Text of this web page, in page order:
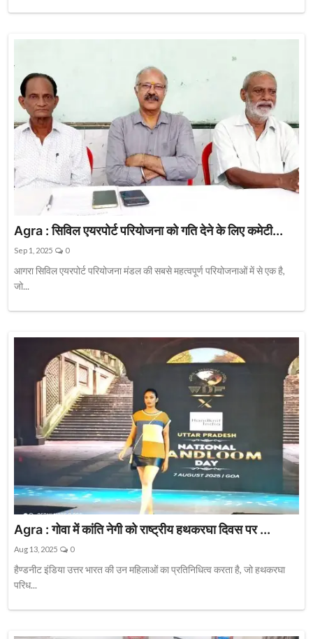
Agra : सिविल एयरपोर्ट परियोजना को गति देने के लिए कमेटी...
Sep 1, 2025 0
आगरा सिविल एयरपोर्ट परियोजना मंडल की सबसे महत्वपूर्ण परियोजनाओं में से एक है,
जो...
Agra : गोवा में कांति नेगी को राष्ट्रीय हथकरघा दिवस पर ...
Aug 13, 2025 0
हैण्डनीट इंडिया उत्तर भारत की उन महिलाओं का प्रतिनिधित्व करता है, जो हथकरघा
परिध...